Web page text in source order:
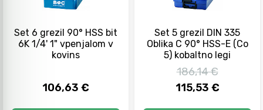
Set 6 grezil 90° HSS bit
6K 1/4' 1" vpenjalom v
kovins
106,63 €
Set 5 grezil DIN 335
Oblika C 90° HSS-E (Co
5) kobaltno legi
186,14 €
115,53 €